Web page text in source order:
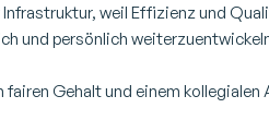
weil Effizienz und
und persönlich
Gehalt und einem kollegialen